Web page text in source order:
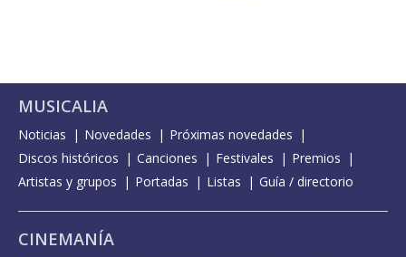
MUSICALIA
Noticias Novedades
Próximas novedades
Discos históricos
Canciones Festivales
Premios
Artistas y grupos
Portadas Listas Guía / directorio
CINEMANÍA